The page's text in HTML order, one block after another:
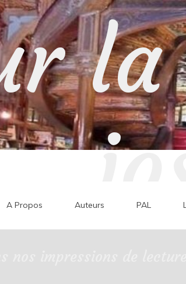
A Propos Auteurs PAL